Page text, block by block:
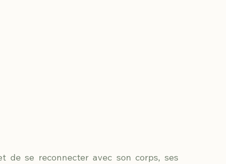
de se reconnecter avec son corps, ses